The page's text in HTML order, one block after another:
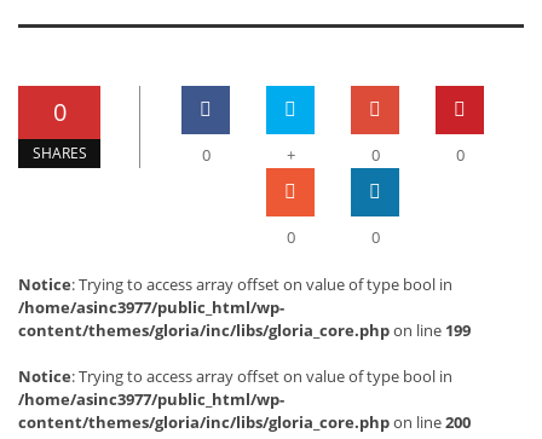
0
SHARES 0 + 0 0
0 0
Notice: Trying to access array offset on value of type bool in
/home/asinc3977/public_html/wp-
content/themes/gloria/inc/libs/gloria_core.phpon line 199
Notice: Trying to access array offset on value of type bool in
/home/asinc3977/public_html/wp-
content/themes/gloria/inc/libs/gloria_core.phpon line200